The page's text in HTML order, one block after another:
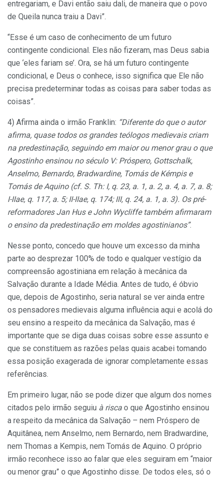
entregariam, e Davi então saiu dali, de maneira que o povo
de Queila nunca traiu a Davi”.
“Esse é um caso de conhecimento de um futuro
contingente condicional. Eles não fizeram, mas Deus sabia
que ‘eles fariam se’. Ora, se há um futuro contingente
condicional, e Deus o conhece, isso significa que Ele não
precisa predeterminar todas as coisas para saber todas as
coisas”.
4) Afirma ainda o irmão Franklin: “Diferente do que o autor
afirma, quase todos os grandes teólogos medievais criam
na predestinação, seguindo em maior ou menor grau o que
Agostinho ensinou no século V: Próspero, Gottschalk,
Anselmo, Bernardo, Bradwardine, Tomás de Kémpis e
Tomás de Aquino (cf. S. Th: I, q. 23, a. 1, a. 2, a. 4, a. 7, a. 8;
I-IIae, q. 117, a. 5; II-IIae, q. 174; III, q. 24, a. 1, a. 3). Os pré-
reformadores Jan Hus e John Wycliffe também afirmaram
o ensino da predestinação em moldes agostinianos”.
Nesse ponto, concedo que houve um excesso da minha
parte ao desprezar 100% de todo e qualquer vestígio da
compreensão agostiniana em relação à mecânica da
Salvação durante a Idade Média. Antes de tudo, é óbvio
que, depois de Agostinho, seria natural se ver ainda entre
os pensadores medievais alguma influência aqui e acolá do
seu ensino a respeito da mecânica da Salvação, mas é
importante que se diga duas coisas sobre esse assunto e
que se constituem as razões pelas quais acabei tomando
essa posição exagerada de ignorar completamente essas
referências.
Em primeiro lugar, não se pode dizer que algum dos nomes
citados pelo irmão seguiu à risca o que Agostinho ensinou
a respeito da mecânica da Salvação – nem Próspero de
Aquitânea, nem Anselmo, nem Bernardo, nem Bradwardine,
nem Thomas a Kempis, nem Tomás de Aquino. O próprio
irmão reconhece isso ao falar que eles seguiram em “maior
ou menor grau” o que Agostinho disse. De todos eles, só o